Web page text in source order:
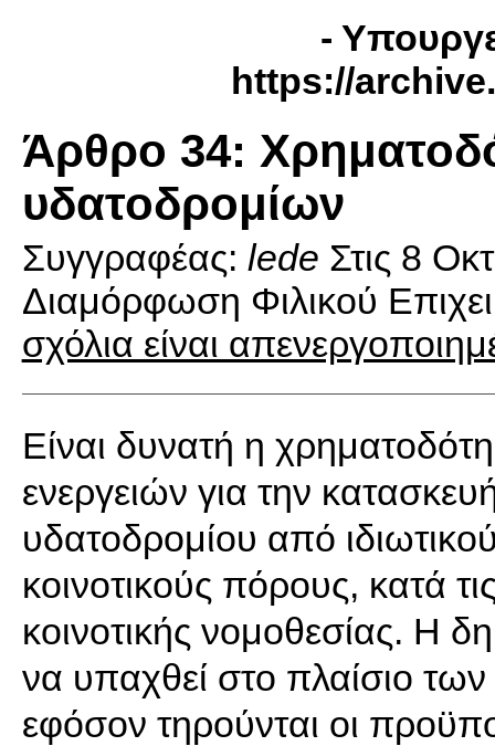
-
https://
Άρθρο 34:
υδατοδρομίων
Συγγραφέας: lede Στις 8
Διαμόρφωση Φιλικού
σχόλια είναι
Είναι δυνατή η
ενεργειών για την
υδατοδρομίου από
κοινοτικούς πόρους, κατά
κοινοτικής νομοθεσίας. Η
να υπαχθεί στο πλαίσιο
εφόσον τηρούνται οι